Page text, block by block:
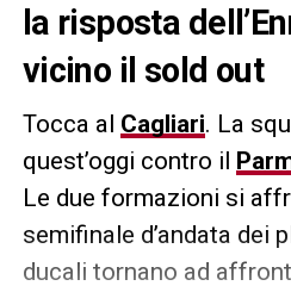
la risposta
vicino il sold out
Tocca al Cagliari. La
quest’oggi contro il
Le due formazioni si
semifinale d’andata dei
ducali tornano ad